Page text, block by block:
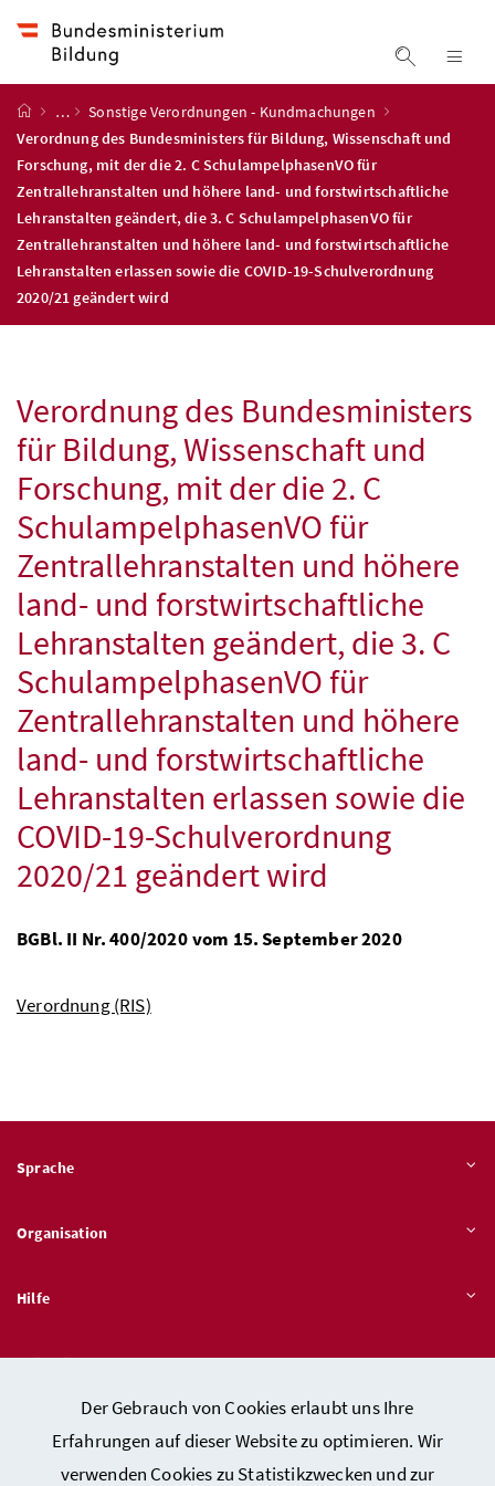
Der Gebrauch von Cookies erlaubt uns Ihre
Erfahrungen auf dieser Website zu optimieren. Wir
verwenden Cookies zu Statistikzwecken und zur
Suche
Startseite
…
Sonstige Verordnungen - Kundmachungen
Verordnung des Bundesministers für Bildung, Wissenschaft und
Forschung, mit der die 2. C SchulampelphasenVO für
Zentrallehranstalten und höhere land- und forstwirtschaftliche
Lehranstalten geändert, die 3. C SchulampelphasenVO für
Zentrallehranstalten und höhere land- und forstwirtschaftliche
Lehranstalten erlassen sowie die COVID-19-Schulverordnung
2020/21 geändert wird
Verordnung des Bundesministers
für Bildung, Wissenschaft und
Forschung, mit der die 2. C
SchulampelphasenVOfür
Zentrallehranstalten und höhere
land- und forstwirtschaftliche
Lehranstalten geändert, die 3. C
SchulampelphasenVOfür
Zentrallehranstalten und höhere
land- und forstwirtschaftliche
Lehranstalten erlassen sowie die
COVID-19-Schulverordnung
2020/21 geändert wird
BGBl. II Nr.400/2020 vom 15. September 2020
Verordnung (RIS)
Sprache
Organisation
Hilfe
Quicklinks
Kontakt